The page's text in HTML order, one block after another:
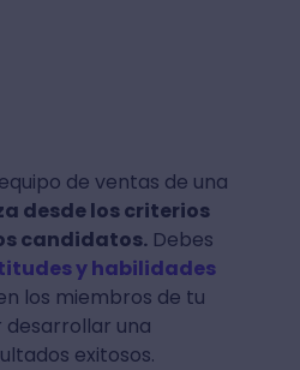
de ventas de una
desde los criterios
candidatos.Debes
y habilidades
los miembros de tu
una
exitosos.